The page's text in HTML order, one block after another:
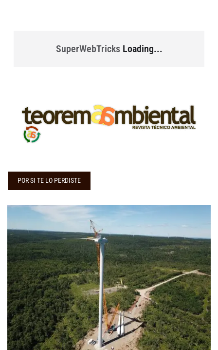
SuperWebTricksLoading...
POR SI TE LO PERDISTE